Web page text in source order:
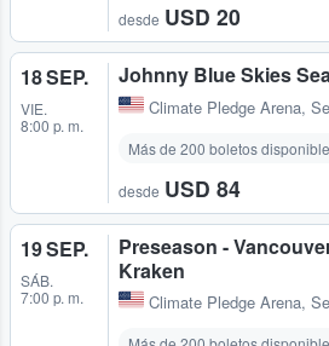
desde USD 20
18 SEP.
VIE.
8:00 p. m.
Johnny Blue Skies
Climate Pledge Arena,
Más de 200 boletos
desde USD 84
19 SEP.
SÁB.
7:00 p. m.
Preseason -
Kraken
Climate Pledge Arena,